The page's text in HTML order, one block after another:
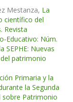
Mestanza, La
científico del
Revista
Educativo: Núm.
SEPHE: Nuevas
patrimonio
Primaria y la
la Segunda
sobre Patrimonio